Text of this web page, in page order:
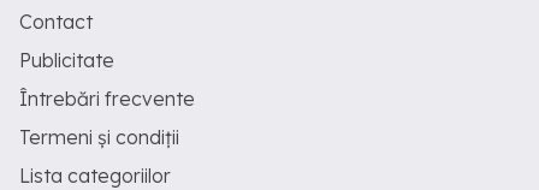
Contact
Publicitate
Întrebări frecvente
Termeni și condiții
Lista categoriilor